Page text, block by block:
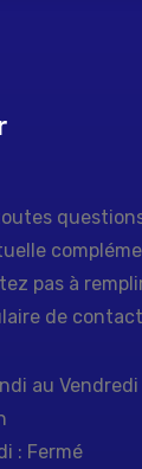
pas à
de
au
: Fermé